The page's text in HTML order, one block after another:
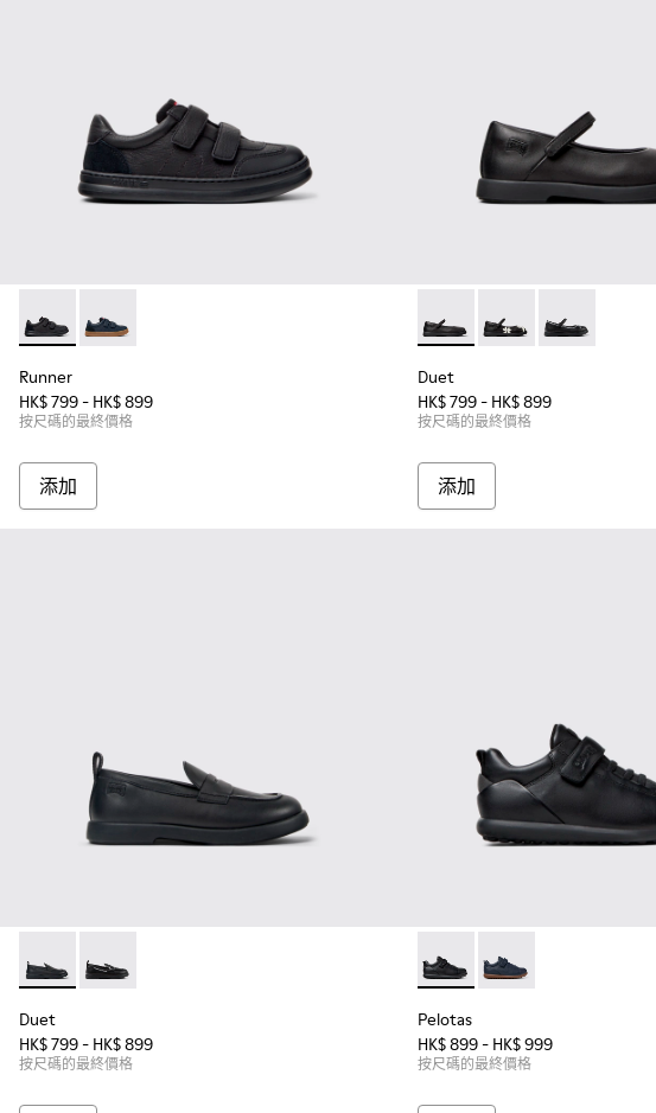
Runner - K800652-001 - 童裝黑色皮革和磨砂革運動鞋。
Runner - K800652-003
Runner
HK$ 799 - HK$ 899
按尺碼的最終價格
添加
Duet - K800549-003 - 童裝
Duet - K800549-
Duet -
Duet
HK$ 799 - HK$ 899
按尺碼的最終價格
添加
Duet - K800609-001 - 童裝黑色皮革莫卡辛鞋。
Duet - K800609-003 - Black leather shoes for kids
Duet
HK$ 799 - HK$ 899
按尺碼的最終價格
Pelotas - K800316-003 -
Pelotas - K800316-
Pelotas
HK$ 899 - HK$ 999
按尺碼的最終價格